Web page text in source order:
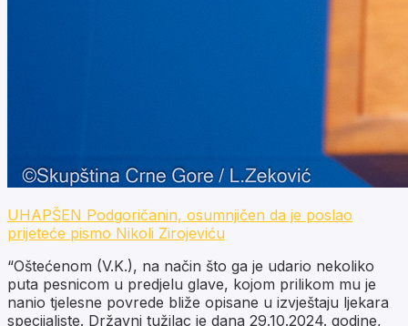
UHAPŠEN Podgoričanin, osumnjičen da je poslao
prijeteće pismo Nikoli Zirojeviću
“Oštećenom (V.K.), na način što ga je udario nekoliko
puta pesnicom u predjelu glave, kojom prilikom mu je
nanio tjelesne povrede bliže opisane u izvještaju ljekara
specijaliste. Državni tužilac je dana 29.10.2024. godine,